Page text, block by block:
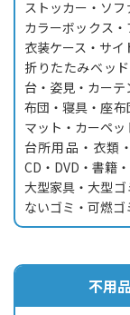
ストッカー・ソ
カラーボックス
衣装ケース・サ
折りたたみベッ
台・姿見・カー
布団・寝具・座
マット・カーペ
台所用品・衣類
CD・DVD・書籍
大型家具・大型
ないゴミ・可燃
不用